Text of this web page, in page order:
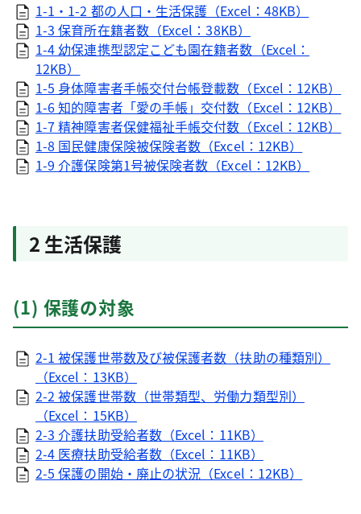
1-1・1-2 都の人口・生活保護（Excel：48KB）
1-3 保育所在籍者数（Excel：38KB）
1-4 幼保連携型認定こども園在籍者数（Excel：
12KB）
1-5 身体障害者手帳交付台帳登載数（Excel：12KB）
1-6 知的障害者「愛の手帳」交付数（Excel：12KB）
1-7 精神障害者保健福祉手帳交付数（Excel：12KB）
1-8 国民健康保険被保険者数（Excel：12KB）
1-9 介護保険第1号被保険者数（Excel：12KB）
2 生活保護
(1) 保護の対象
2-1 被保護世帯数及び被保護者数（扶助の種類別）
（Excel：13KB）
2-2 被保護世帯数（世帯類型、労働力類型別）
（Excel：15KB）
2-3 介護扶助受給者数（Excel：11KB）
2-4 医療扶助受給者数（Excel：11KB）
2-5 保護の開始・廃止の状況（Excel：12KB）